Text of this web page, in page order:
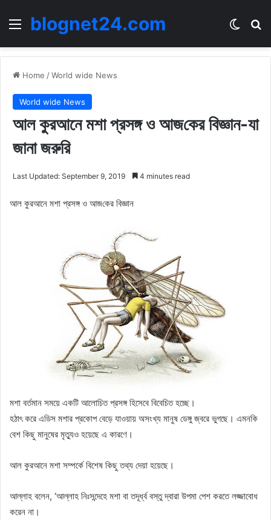
Menublognet24.com
Home /World wide News
World wide News
আল কুরআনে মশা প্রসঙ্গ ও আজ‌কের বিজ্ঞান-যা
জানা জরুরি
Last Updated: September 9, 2019 4 minutes read
আল কুরআনে মশা প্রসঙ্গ ও আজ‌কের বিজ্ঞান
মশা বর্তমান সময়ে একটি আলোচিত প্রসঙ্গ হিসেবে বিবেচিত হচ্ছে।
হঠাৎ করে এডিস মশার প্রকোপ বেড়ে যাওয়ায় অসংখ্য মানুষ ডেঙ্গু জ্বরে ভুগছে। এমনকি
বেশ কিছু মানুষের মৃত্যুও হয়েছে এ কারণে।
আল কুরআনে মশা সম্পর্কে বিশেষ কিছু তথ্য দেয়া হয়েছে।
আল্লাহ বলেন, ‘আল্লাহ নিঃসন্দেহে মশা বা তদূর্ধ্ব বস্তু দ্বারা উপমা পেশ করতে লজ্জাবোধ
করেন না।